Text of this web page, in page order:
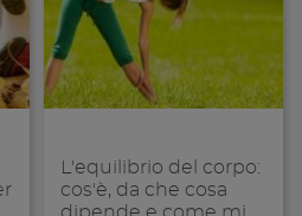
su
link
L'equilibrio del corpo:
cos'è, da che cosa
dipende e come mi...